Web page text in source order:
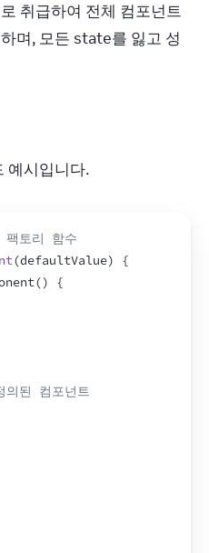
취급하여 전체 컴포넌트
며, 모든 state를 잃고 성
예시입니다.
토리 함수
(defaultValue)
{
()
{
된 컴포넌트